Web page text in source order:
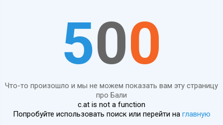
500
Что-то произошло и мы не можем показать вам эту страницу
про Бали
c.at is not a function
Попробуйте использовать поиск или перейти на главную